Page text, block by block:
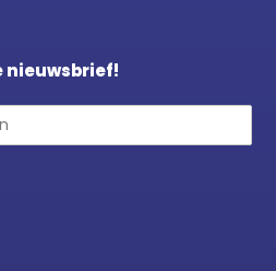
nieuwsbrief!